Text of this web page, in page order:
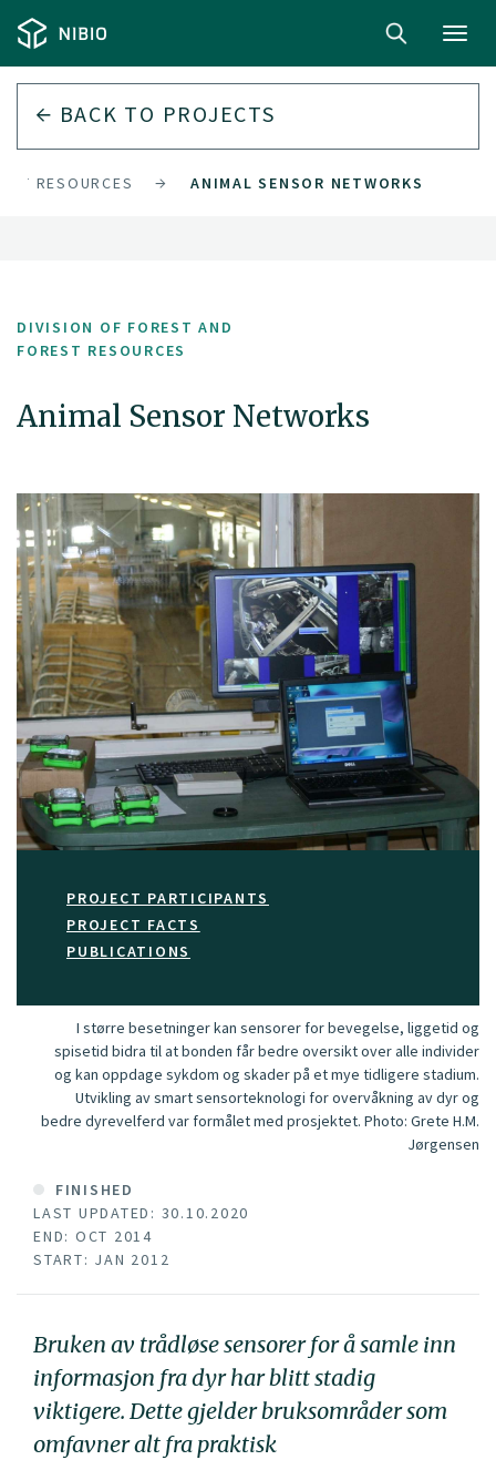
BACK TO PROJECTS
RESOURCES ANIMAL SENSOR NETWORKS
DIVISION OF FOREST AND
FOREST RESOURCES
Animal Sensor Networks
PROJECT PARTICIPANTS
PROJECT FACTS
PUBLICATIONS
I større besetninger kan sensorer for bevegelse, liggetid og
spisetid bidra til at bonden får bedre oversikt over alle individer
og kan oppdage sykdom og skader på et mye tidligere stadium.
Utvikling av smart sensorteknologi for overvåkning av dyr og
bedre dyrevelferd var formålet med prosjektet. Photo: Grete H.M.
Jørgensen
FINISHED
LAST UPDATED: 30.10.2020
END: OCT 2014
START: JAN 2012
Bruken av trådløse sensorer for å samle inn
informasjon fra dyr har blitt stadig
viktigere. Dette gjelder bruksområder som
omfavner alt fra praktisk